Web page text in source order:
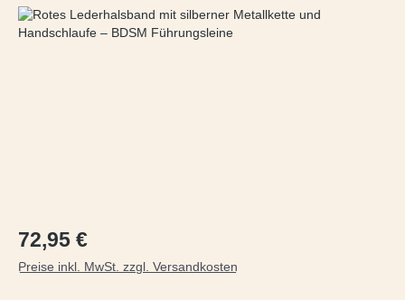
Regulärer Preis:
72,95 €
Preise inkl. MwSt. zzgl. Versandkosten